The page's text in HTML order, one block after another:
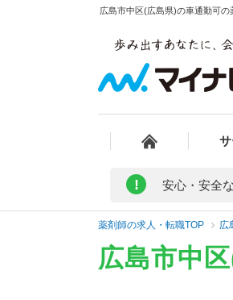
広島市中区(広島県)の車通勤可
! 安心・安全
薬剤師の求人・転職TOP 広
広島市中